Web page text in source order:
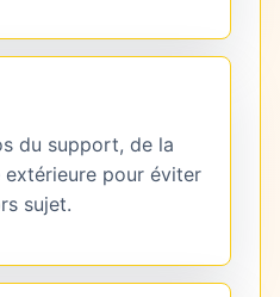
du support, de la
pour éviter
sujet.